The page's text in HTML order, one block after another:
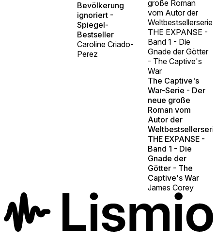
Bevölkerung
ignoriert -
Spiegel-
Bestseller
Caroline Criado-
Perez
große Roman
vom Autor der
Weltbestsellerserie
THE EXPANSE -
Band 1 - Die
Gnade der Götter
- The Captive's
War
The Captive's
War-Serie - Der
neue große
Roman vom
Autor der
THE EXPANSE -
Band 1 - Die
Gnade der
Götter - The
Captive's War
James Corey